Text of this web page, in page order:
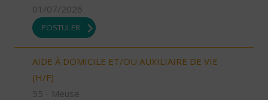
01/07/2026
POSTULER
AIDE À DOMICILE ET/OU AUXILIAIRE DE VIE
(H/F)
55 - Meuse